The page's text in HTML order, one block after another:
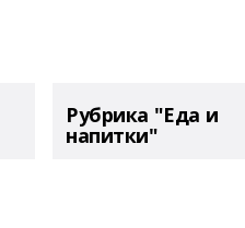
Рубрика "Еда и
напитки"